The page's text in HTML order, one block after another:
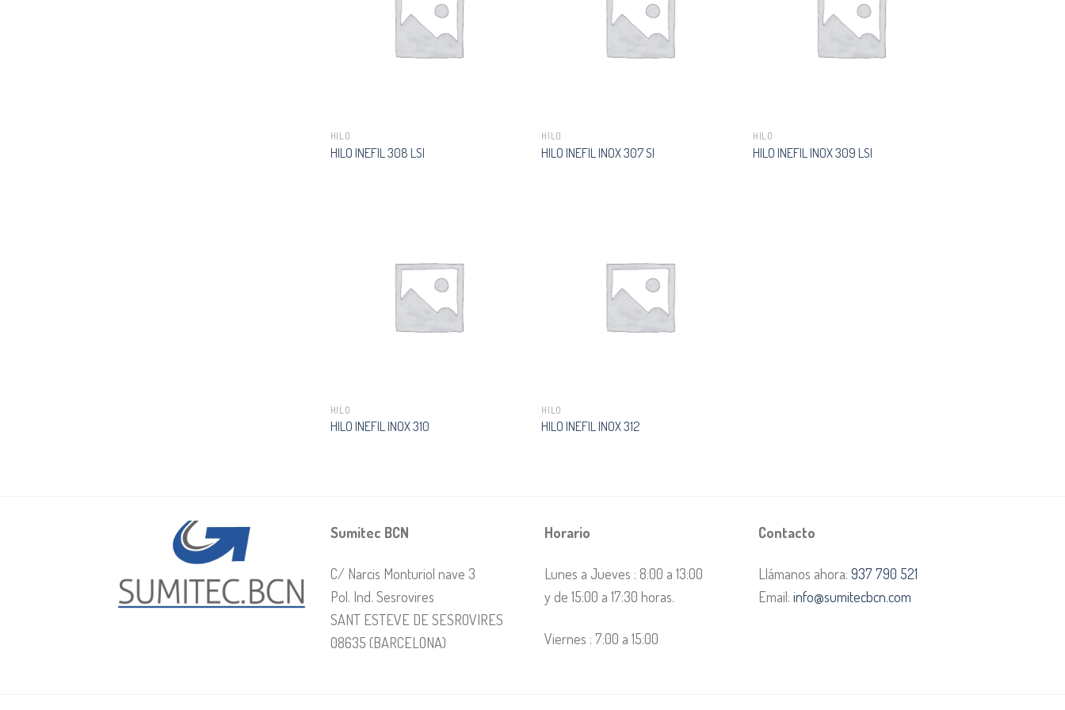
HILO
HILO INEFIL 308 LSI
HILO
HILO INEFIL INOX 307 SI
HILO
HILO INEFIL INOX 309 LSI
HILO
HILO INEFIL INOX 310
HILO
HILO INEFIL INOX 312
Sumitec BCN
C/ Narcis Monturiol nave 3
Pol. Ind. Sesrovires
SANT ESTEVE DE SESROVIRES
08635 (BARCELONA)
Horario
Lunes a Jueves : 8:00 a 13:00
y de 15:00 a 17:30 horas.
Viernes : 7:00 a 15:00
Contacto
Llámanos ahora: 937 790 521
Email: info@sumitecbcn.com